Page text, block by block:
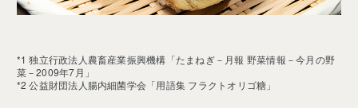
*1独立行政法人農畜産業振興機構「たまねぎ－月報 野菜情報－今月の野
菜－2009年7月」
*2公益財団法人腸内細菌学会「用語集 フラクトオリゴ糖」